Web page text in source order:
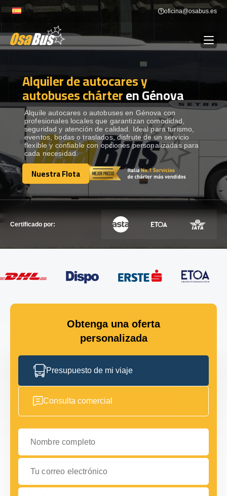
to
oficina@osabus.es
ALQUILER DE AUTOCARES
DESTINOS Show dropdown
RECORRIDAS Show dropdown
FLOTA
Alquiler de autocares y
autobuses chárteren Génova
Alquile autocares o autobuses en Génova con
profesionales locales que garantizan comodidad,
seguridad y atención de calidad. Ideal para turismo,
eventos, bodas o traslados, disfrute de un servicio
flexible y confiable con opciones personalizadas para
cada necesidad.
Nuestra Flota
Nuestra Flota
Certificado por:
Obtenga una oferta
personalizada
Presupuesto de mi viaje
Consulta comercial
Nombre completo
Tu correo electrónico
Cuéntanos sobre tus planes